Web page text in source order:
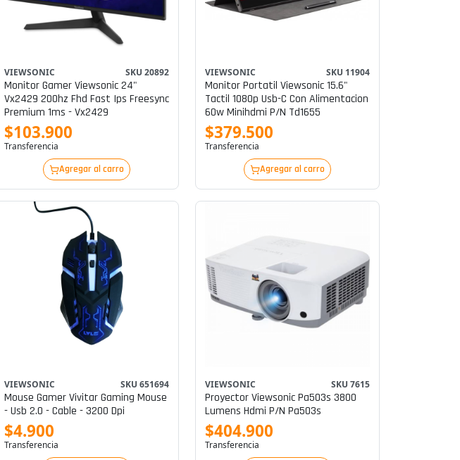
VIEWSONIC SKU 20892
Monitor Gamer Viewsonic 24"
Vx2429 200hz Fhd Fast Ips Freesync
Premium 1ms - Vx2429
$103.900
Transferencia
Agregar al carro
VIEWSONIC SKU 11904
Monitor Portatil Viewsonic 15.6"
Tactil 1080p Usb-C Con Alimentacion
60w Minihdmi P/n Td1655
$379.500
Transferencia
Agregar al carro
VIEWSONIC SKU 651694
Mouse Gamer Vivitar Gaming Mouse
- Usb 2.0 - Cable - 3200 Dpi
$4.900
Transferencia
VIEWSONIC SKU 7615
Proyector Viewsonic Pa503s 3800
Lumens Hdmi P/n Pa503s
$404.900
Transferencia